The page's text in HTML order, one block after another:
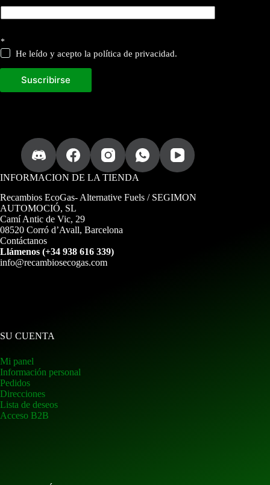
o
r
e
o
*
He leído y acepto la política de privacidad.
Suscribirse
INFORMACION DE LA TIENDA
Recambios EcoGas- Alternative Fuels / SEGIMON
AUTOMOCIÓ, SL
Camí Antic de Vic, 29
08520 Corró d’Avall, Barcelona
Contáctanos
Llámenos (+34 938 616 339)
info@recambiosecogas.com
SU CUENTA
Mi panel
Información personal
Pedidos
Direcciones
Lista de deseos
Acceso B2B